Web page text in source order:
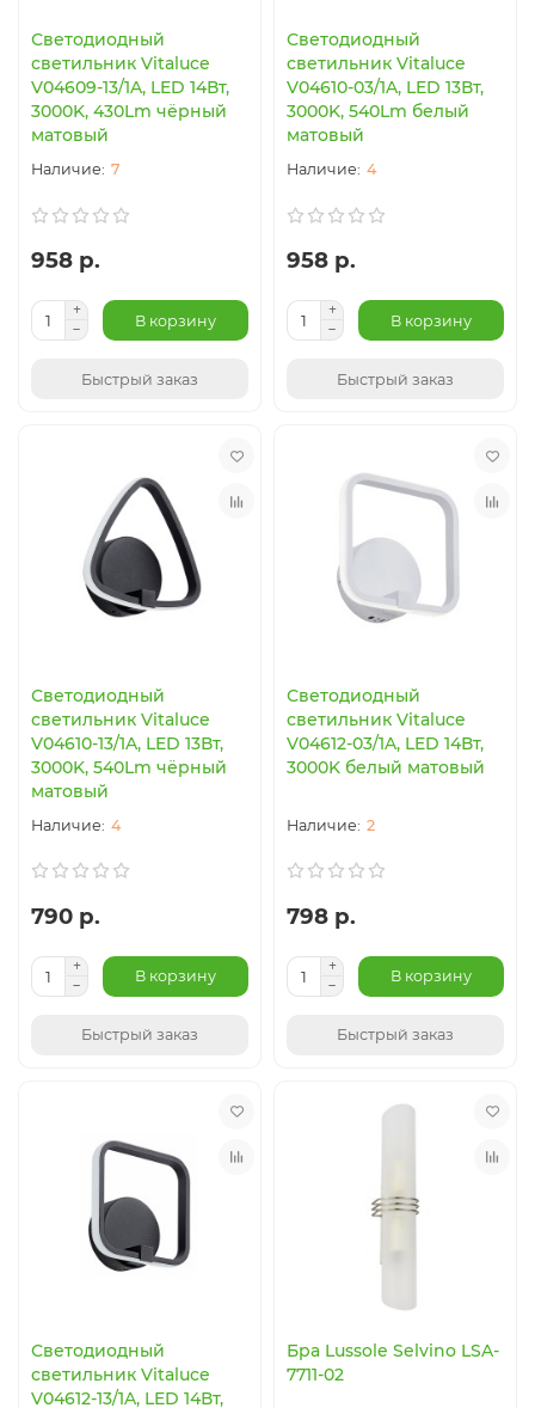
Светодиодный
светильник Vitaluce
V04609-13/1A, LED 14Вт,
3000K, 430Lm чёрный
матовый
7
958 р.
В корзину
Быстрый заказ
Светодиодный
светильник Vitaluce
V04610-03/1A, LED 13Вт,
3000K, 540Lm белый
матовый
4
958 р.
В корзину
Быстрый заказ
Светодиодный
светильник Vitaluce
V04610-13/1A, LED 13Вт,
3000K, 540Lm чёрный
матовый
4
790 р.
В корзину
Быстрый заказ
Светодиодный
светильник Vitaluce
V04612-03/1A, LED 14Вт,
3000K белый матовый
2
798 р.
В корзину
Быстрый заказ
Светодиодный
светильник Vitaluce
V04612-13/1A, LED 14Вт,
Бра Lussole Selvino LSA-
7711-02